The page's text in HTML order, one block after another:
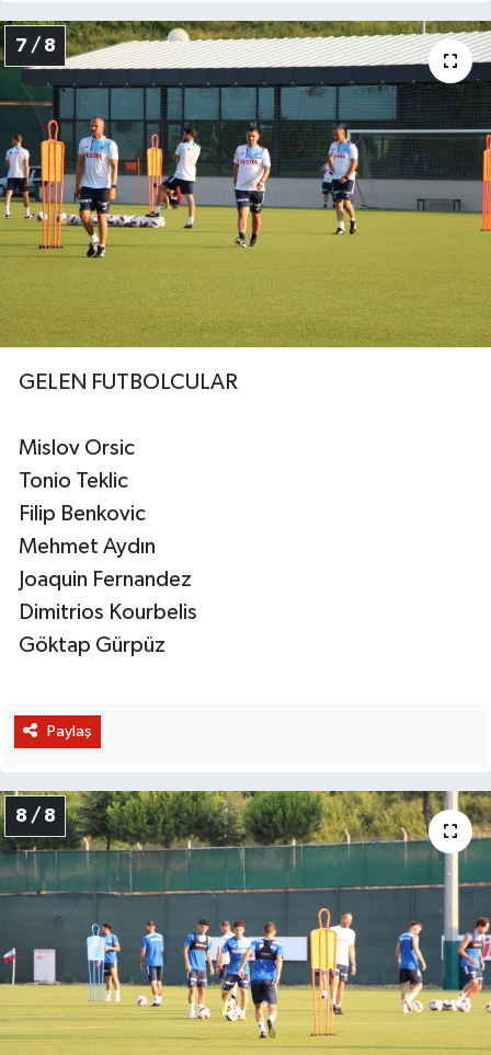
7 / 8
GELEN FUTBOLCULAR
Mislov Orsic
Tonio Teklic
Filip Benkovic
Mehmet Aydın
Joaquin Fernandez
Dimitrios Kourbelis
Göktap Gürpüz
Paylaş
8 / 8